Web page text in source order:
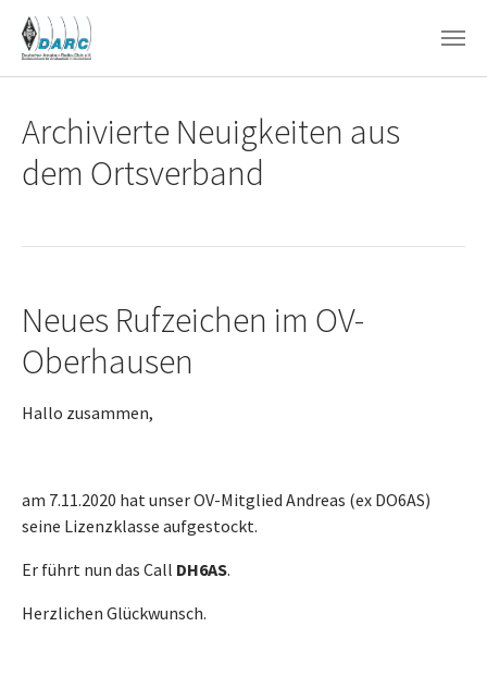
Archivierte Neuigkeiten aus
dem Ortsverband
Neues Rufzeichen im OV-
Oberhausen
Hallo zusammen,
am 7.11.2020 hat unser OV-Mitglied Andreas (ex DO6AS)
seine Lizenzklasse aufgestockt.
Er führt nun das Call DH6AS.
Herzlichen Glückwunsch.